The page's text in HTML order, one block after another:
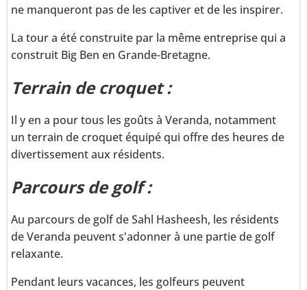
ne manqueront pas de les captiver et de les inspirer.
La tour a été construite par la même entreprise qui a
construit Big Ben en Grande-Bretagne.
Terrain de croquet :
Il y en a pour tous les goûts à Veranda, notamment
un terrain de croquet équipé qui offre des heures de
divertissement aux résidents.
Parcours de golf :
Au parcours de golf de Sahl Hasheesh, les résidents
de Veranda peuvent s'adonner à une partie de golf
relaxante.
Pendant leurs vacances, les golfeurs peuvent